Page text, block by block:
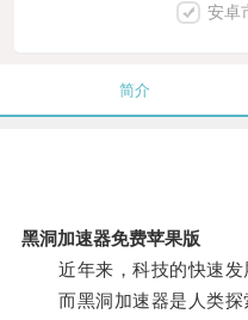
安卓
简介
黑洞加速器免费苹果版
近年来，科技的快速发
而黑洞加速器是人类探